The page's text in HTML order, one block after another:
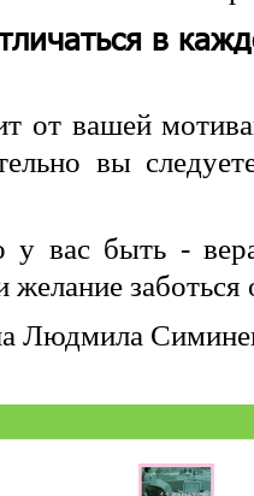
в
от вашей
вы
у вас быть -
заботься
Людмила